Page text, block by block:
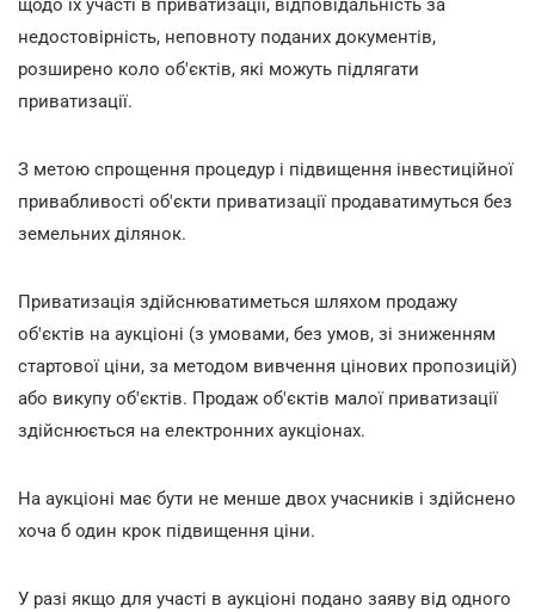
щодо їх участі в приватизації, відповідальність за
недостовірність, неповноту поданих документів,
розширено коло об'єктів, які можуть підлягати
приватизації.
З метою спрощення процедур і підвищення інвестиційної
привабливості об'єкти приватизації продаватимуться без
земельних ділянок.
Приватизація здійснюватиметься шляхом продажу
об'єктів на аукціоні (з умовами, без умов, зі зниженням
стартової ціни, за методом вивчення цінових пропозицій)
або викупу об'єктів. Продаж об'єктів малої приватизації
здійснюється на електронних аукціонах.
На аукціоні має бути не менше двох учасників і здійснено
хоча б один крок підвищення ціни.
У разі якщо для участі в аукціоні подано заяву від одного